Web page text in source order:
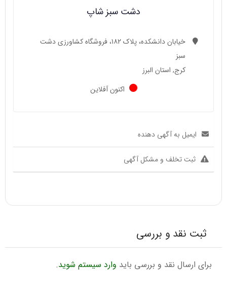
دشت سبز شاپ
خیابان دانشکده، پلاک ۱۸۲، فروشگاه کشاورزی دشت
سبز
کرج, استان البرز
اکنون آفلاین
ایمیل به آگهی دهنده
ثبت تخلف و مشکل آگهی
ثبت نقد و بررسی
برای ارسال نقد و بررسی باید وارد سیستم شوید.